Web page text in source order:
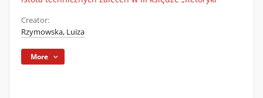
Creator:
Rzymowska, Luiza
More